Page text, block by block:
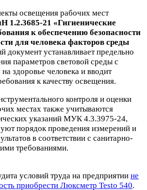
освещения рабочих мест
1.2.3685-21 «Гигиенические
к обеспечению безопасности
для человека факторов среды
документ устанавливает предельно
параметров световой среды с
здоровье человека и вводит
к качеству освещения.
контроля и оценки
местах также учитываются
указаний МУК 4.3.3975-24,
порядок проведения измерений и
в соответствии с санитарно-
требованиями.
условий труда на предприятии не
приобрести Люксметр Testo 540.